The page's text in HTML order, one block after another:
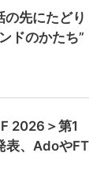
の先にたどり
ドのかたち”
2026＞第1
表、AdoやFT